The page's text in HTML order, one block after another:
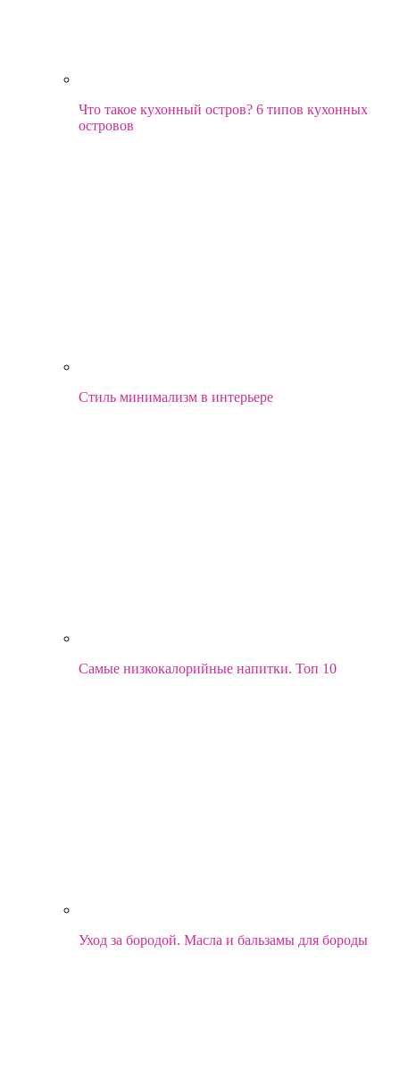
Что такое кухонный остров? 6 типов кухонных
островов
Стиль минимализм в интерьере
Самые низкокалорийные напитки. Топ 10
Уход за бородой. Масла и бальзамы для бороды